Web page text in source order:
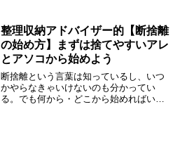
つかありました。お玉やフライパンの
「見せる収納」↑見せる収納っ...
整理収納アドバイザー的【断捨離
の始め方】まずは捨てやすいアレ
とアソコから始めよう
断捨離という言葉は知っているし、いつ
かやらなきゃいけないのも分かってい
る。でも何から・どこから始めればいい